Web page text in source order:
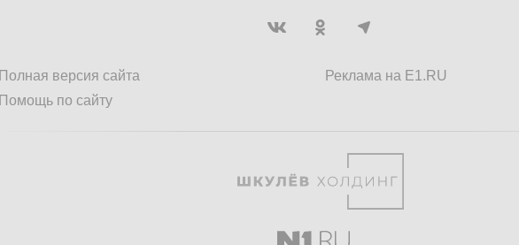
Полная версия сайта
Помощь по сайту
Реклама на E1.RU